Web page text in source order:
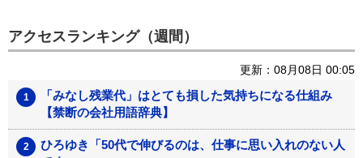
アクセスランキング（週間）
更新：08月08日 00:05
「みなし残業代」はとても損した気持ちになる仕組み
【禁断の会社用語辞典】
ひろゆき「50代で伸びるのは、仕事に思い入れのない人